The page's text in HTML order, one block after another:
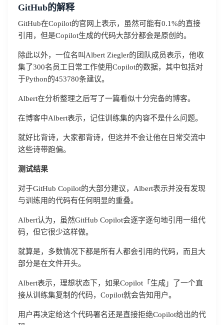
GitHub的解释
GitHub在Copilot的官网上表示，虽然可能有0.1%的直接
引用，但是Copilot生成的代码大部分都会是原创的。
除此以外，一位名叫Albert Ziegler的团队成员表示，他收
集了300名员工日常工作使用Copilot的数据，其中包括对
于Python的453780条建议。
Albert在分析整理之后写了一篇看似十分完备的博客。
在博客中Albert表示，记住训练集的内容不是什么问题。
就好比背诗，大家都背诗，但这并不会让他在日常交流中
这些诗带跑偏。
测试结果
对于GitHub Copilot的大部分建议，Albert表示并没有发现
与训练用的代码有任何明显的重叠。
Albert认为，虽然GitHub Copilot会逐字逐句地引用一组代
码，但它很少这样做。
就算是，多数情况下都是所有人都会引用的代码，而且大
部分是在文件开头。
Albert表示，理想状态下，如果Copilot「生成」了一个直
接从训练集复制的代码，Copilot就会告知用户。
用户再决定给这个代码署名还是直接拒绝Copilot给出的代
我已阅读并同意
提交
不了，谢谢